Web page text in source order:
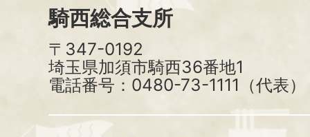
騎西総合支所
〒347-0192
埼玉県加須市騎西36番地1
電話番号：0480-73-1111（代表）